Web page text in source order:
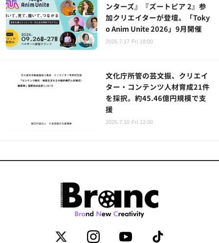
ンターズ』『ズートピア 2』参
加クリエイターが登壇。「Toky
o Anim Unite 2026」9月開催
2026.7.17 Fri 18:00
文化庁所管の芸文振、クリエイ
ター・コンテンツ人材育成21件
を採択。約45.46億円規模で支
援
2026.7.10 Fri 12:00